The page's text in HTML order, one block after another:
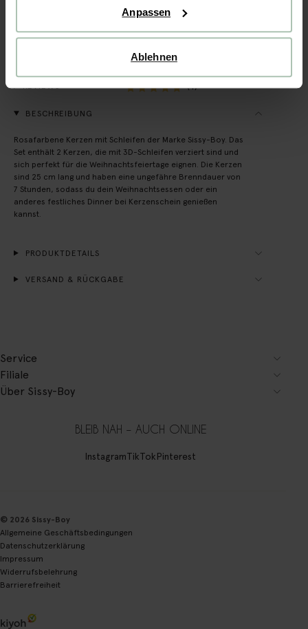
Anpassen
Ablehnen
REVIEWS (1)
BESCHREIBUNG
Rosafarbene Kerzen mit Schleifen der Marke Sissy-Boy. Das
Set enthält 2 Kerzen, die mit 3D-Schleifen verziert sind und
sich perfekt für die Weihnachtsfeiertage eignen. Die Kerzen
sind 25 cm lang und haben eine ungefähre Brenndauer von
7 Stunden, sodass du dein Weihnachtsessen oder ein
anderes festliches Dinner bei Kerzenschein genießen
kannst.
PRODUKTDETAILS
VERSAND & RÜCKGABE
Service
Filiale
Über Sissy-Boy
BLEIB NAH – AUCH ONLINE
InstagramTikTokPinterest
© 2026 Sissy-Boy
Allgemeine Geschäftsbedingungen
Datenschutzerklärung
Impressum
Widerrufsbelehrung
Barrierefreiheit